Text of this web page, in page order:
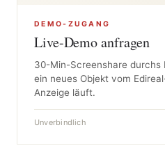
DEMO-ZUGANG
Live-Demo anfragen
30-Min-Screenshare durchs
ein neues Objekt vom
Anzeige läuft.
Unverbindlich